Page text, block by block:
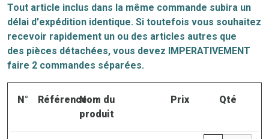
Tout article inclus dans la même commande subira un
délai d'expédition identique. Si toutefois vous souhaitez
recevoir rapidement un ou des articles autres que
des pièces détachées, vous devez IMPERATIVEMENT
faire 2 commandes séparées.
N° RéférenceNom du
produit
Prix Qté